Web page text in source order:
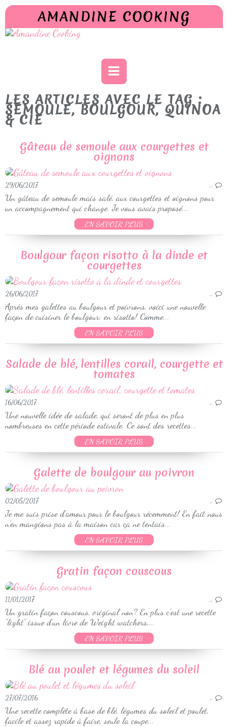
AMANDINE COOKING
LES ARTICLES AVEC LE TAG :
SEMOULE, BOULGOUR, QUINOA
& CIE
Gâteau de semoule aux courgettes et
oignons
29/06/2017 …
Un gâteau de semoule mais salé, aux courgettes et oignons pour
un accompagnement qui change. Je vous avais proposé...
EN SAVOIR PLUS
Boulgour façon risotto à la dinde et
courgettes
26/06/2017 …
Après mes galettes au boulgour et poivrons, voici une nouvelle
façon de cuisiner le boulgour: en risotto! Comme...
EN SAVOIR PLUS
Salade de blé, lentilles corail, courgette et
tomates
16/06/2017 …
Une nouvelle idée de salade, qui seront de plus en plus
nombreuses en cette période estivale. Ce sont des recettes...
EN SAVOIR PLUS
Galette de boulgour au poivron
02/05/2017 …
Je me suis prise d'amour pour le boulgour récemment! En fait nous
n'en mangions pas à la maison car ça ne tentais...
EN SAVOIR PLUS
Gratin façon couscous
11/01/2017 …
Un gratin façon couscous, original non? En plus c'est une recette
"light" issue d'un livre de Weight watchers,...
EN SAVOIR PLUS
Blé au poulet et légumes du soleil
27/07/2016 …
Une recette complète à base de blé, légumes du soleil et poulet,
facile et assez rapide à faire, seule la coupe...